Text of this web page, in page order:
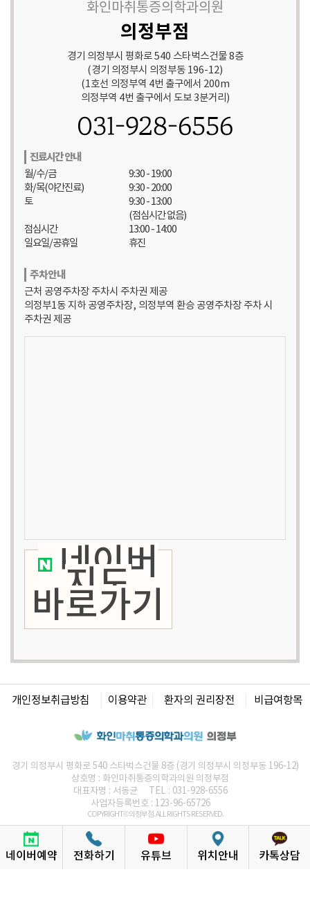
화인마취통증의학과의원
의정부점
경기 의정부시 평화로 540 스타벅스건물 8층
(경기 의정부시 의정부동 196-12)
(1호선 의정부역 4번 출구에서 200m
의정부역 4번 출구에서 도보 3분거리)
031-928-6556
진료시간 안내
월/수/금
화/목(야간진료)
토
점심시간
일요일/공휴일
9:30 - 19:00
9:30 - 20:00
9:30 - 13:00
(점심시간 없음)
13:00 - 14:00
휴진
주차안내
근처 공영주차장 주차시 주차권 제공
의정부1동 지하 공영주차장, 의정부역 환승 공영주차장 주차 시
주차권 제공
네이버
지도
바로가기
개인정보취급방침 이용약관 환자의 권리장전 비급여항목
경기 의정부시 평화로 540 스타벅스건물 8층 (경기 의정부시 의정부동 196-12)
상호명 : 화인마취통증의학과의원 의정부점
대표자명 : 서동균
TEL : 031-928-6556
사업자등록번호 : 123-96-65726
COPYRIGHT© 의정부점. ALL RIGHTS RESERVED.
화인 통증의학과의원
네이버예약 전화하기 유튜브 위치안내 카톡상담